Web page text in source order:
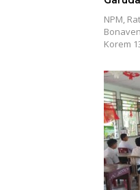
NPM,
Korem